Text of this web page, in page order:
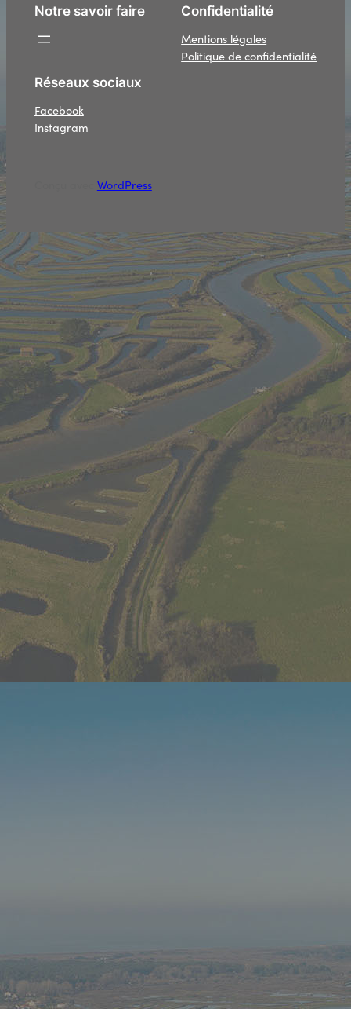
Notre savoir faire
Confidentialité
Mentions légales
Politique de confidentialité
Réseaux sociaux
Facebook
Instagram
WordPress